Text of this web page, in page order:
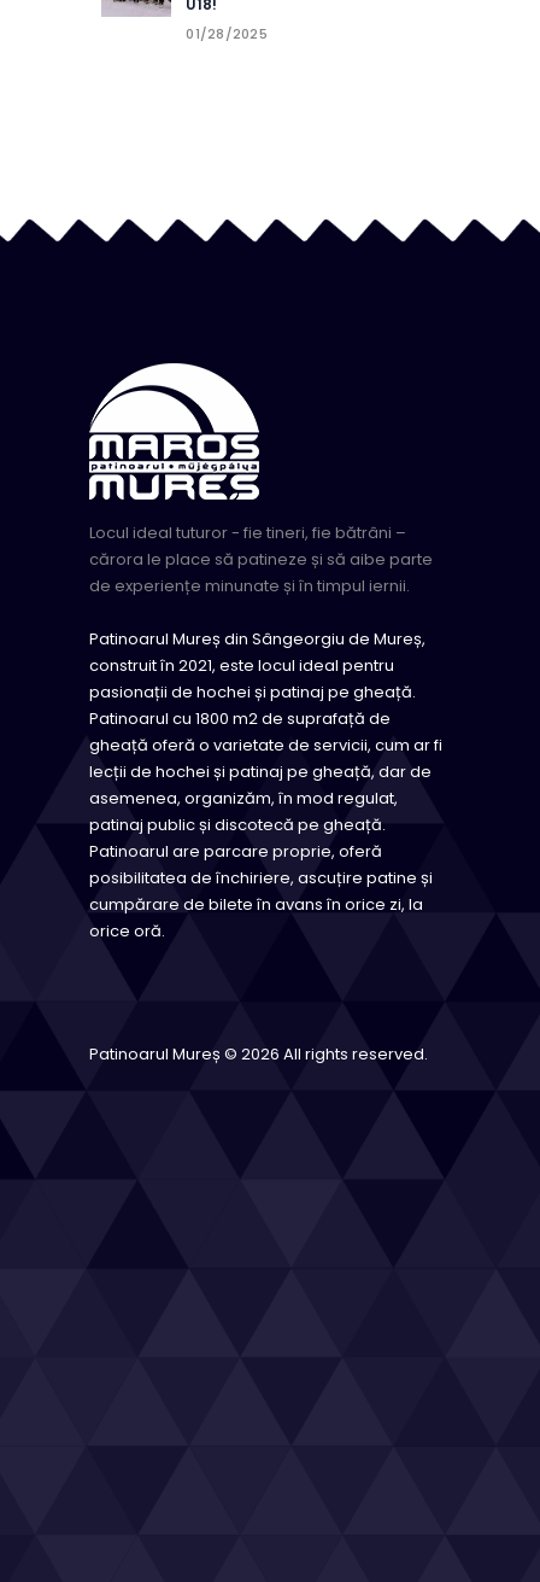
U18!
01/28/2025
Locul ideal tuturor - fie tineri, fie bătrâni –
cărora le place să patineze și să aibe parte
de experiențe minunate și în timpul iernii.
Patinoarul Mureș din Sângeorgiu de Mureș,
construit în 2021, este locul ideal pentru
pasionații de hochei și patinaj pe gheață.
Patinoarul cu 1800 m2 de suprafață de
gheață oferă o varietate de servicii, cum ar fi
lecții de hochei și patinaj pe gheață, dar de
asemenea, organizăm, în mod regulat,
patinaj public și discotecă pe gheață.
Patinoarul are parcare proprie, oferă
posibilitatea de închiriere, ascuțire patine și
cumpărare de bilete în avans în orice zi, la
orice oră.
Patinoarul Mureș © 2026 All rights reserved.